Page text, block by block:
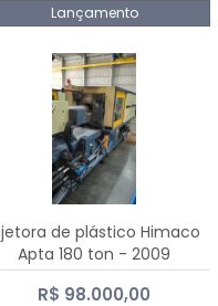
Lançamento
de plástico Himaco
Apta 180 ton - 2009
R$ 98.000,00